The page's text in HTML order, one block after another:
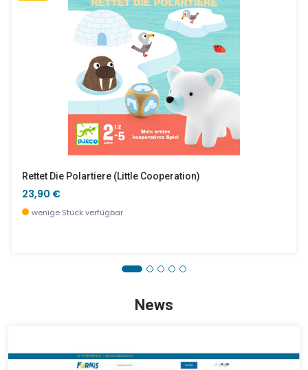
Armband Amaya
Plüsch Rassel - Rototos Panda
Rettet Die Polartiere (little Cooperation)
23,90 €
wenige Stück verfügbar
News